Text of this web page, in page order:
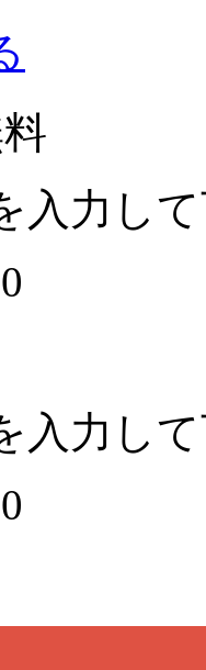
入力し
入力し